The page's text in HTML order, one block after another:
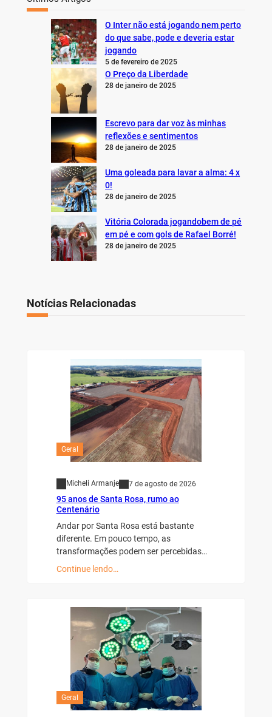
O Inter não está jogando nem perto
do que sabe, pode e deveria estar
jogando
5 de fevereiro de 2025
O Preço da Liberdade
28 de janeiro de 2025
Escrevo para dar voz às minhas
reflexões e sentimentos
28 de janeiro de 2025
Uma goleada para lavar a alma: 4 x
0!
28 de janeiro de 2025
Vitória Colorada jogandobem de pé
em pé e com gols de Rafael Borré!
28 de janeiro de 2025
Notícias Relacionadas
Geral
Micheli Armanje 7 de agosto de 2026
95 anos de Santa Rosa, rumo ao
Centenário
Andar por Santa Rosa está bastante
diferente. Em pouco tempo, as
transformações podem ser percebidas…
Continue lendo…
Geral